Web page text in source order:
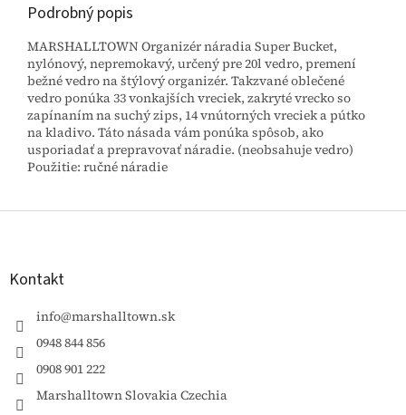
Podrobný popis
MARSHALLTOWN Organizér náradia Super Bucket,
nylónový, nepremokavý, určený pre 20l vedro, premení
bežné vedro na štýlový organizér. Takzvané oblečené
vedro ponúka 33 vonkajších vreciek, zakryté vrecko so
zapínaním na suchý zips, 14 vnútorných vreciek a pútko
na kladivo. Táto násada vám ponúka spôsob, ako
usporiadať a prepravovať náradie. (neobsahuje vedro)
Použitie: ručné náradie
Z
Kontakt
info@marshalltown.sk
0948 844 856
0908 901 222
Marshalltown Slovakia Czechia